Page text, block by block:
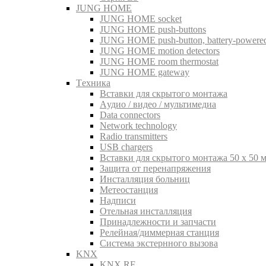
JUNG HOME
JUNG HOME socket
JUNG HOME push-buttons
JUNG HOME push-button, battery-
JUNG HOME motion detectors
JUNG HOME room thermostat
JUNG HOME gateway
Tехника
Вставки для скрытого монтажа
Aудио / видео / мультимедиа
Data connectors
Network technology
Radio transmitters
USB chargers
Вставки для скрытого монтажа 50 x 50
Защита от перенапряжения
Инсталляция больниц
Метеостанция
Надписи
Отельная инсталляция
Принадлежности и запчасти
Релейная/диммерная станция
Система экстернного вызова
KNX